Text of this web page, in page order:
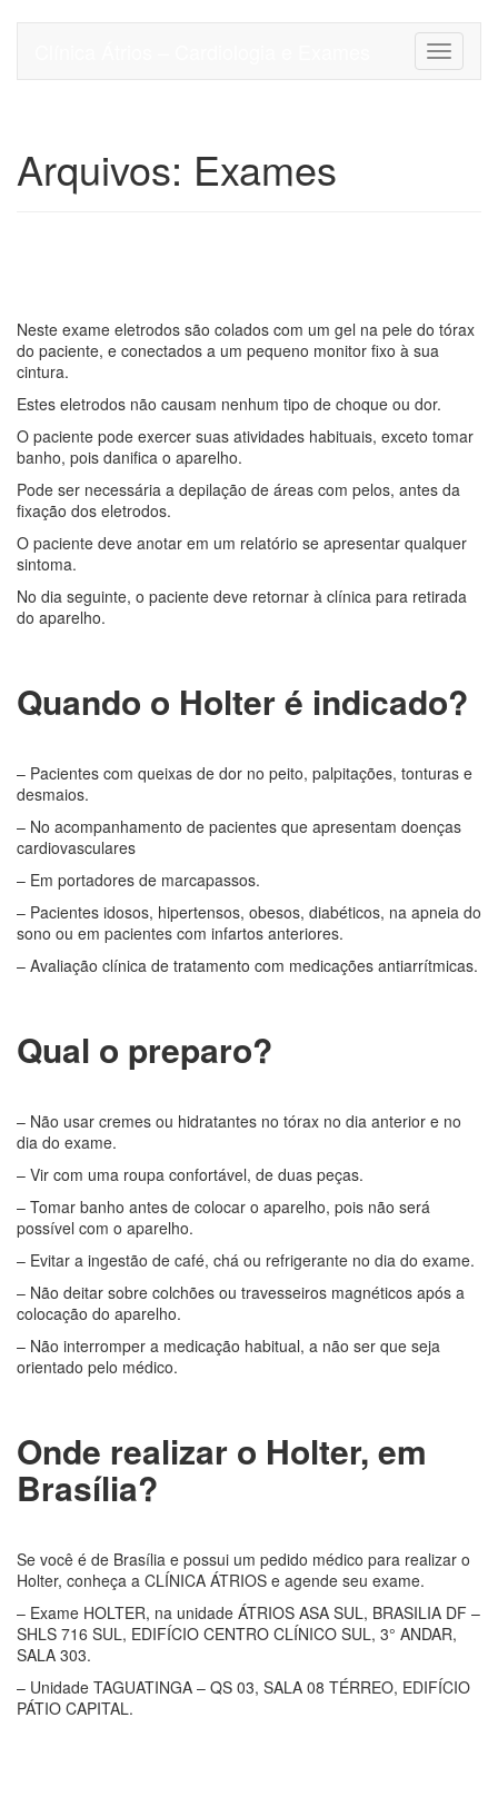
Pular
Arquivos: Exames
Neste exame eletrodos são colados com um gel na pele do tórax
do paciente, e conectados a um pequeno monitor fixo à sua
cintura.
Estes eletrodos não causam nenhum tipo de choque ou dor.
O paciente pode exercer suas atividades habituais, exceto tomar
banho, pois danifica o aparelho.
Pode ser necessária a depilação de áreas com pelos, antes da
fixação dos eletrodos.
O paciente deve anotar em um relatório se apresentar qualquer
sintoma.
No dia seguinte, o paciente deve retornar à clínica para retirada
do aparelho.
Quando o Holter é indicado?
– Pacientes com queixas de dor no peito, palpitações, tonturas e
desmaios.
– No acompanhamento de pacientes que apresentam doenças
cardiovasculares
– Em portadores de marcapassos.
– Pacientes idosos, hipertensos, obesos, diabéticos, na apneia do
sono ou em pacientes com infartos anteriores.
– Avaliação clínica de tratamento com medicações antiarrítmicas.
Qual o preparo?
– Não usar cremes ou hidratantes no tórax no dia anterior e no
dia do exame.
– Vir com uma roupa confortável, de duas peças.
– Tomar banho antes de colocar o aparelho, pois não será
possível com o aparelho.
– Evitar a ingestão de café, chá ou refrigerante no dia do exame.
– Não deitar sobre colchões ou travesseiros magnéticos após a
colocação do aparelho.
– Não interromper a medicação habitual, a não ser que seja
orientado pelo médico.
Onde realizar o Holter, em
Brasília?
Se você é de Brasília e possui um pedido médico para realizar o
Holter, conheça a CLÍNICA ÁTRIOS e agende seu exame.
– Exame HOLTER, na unidade ÁTRIOS ASA SUL, BRASILIA DF –
SHLS 716 SUL, EDIFÍCIO CENTRO CLÍNICO SUL, 3° ANDAR,
SALA 303.
– Unidade TAGUATINGA – QS 03, SALA 08 TÉRREO, EDIFÍCIO
PÁTIO CAPITAL.